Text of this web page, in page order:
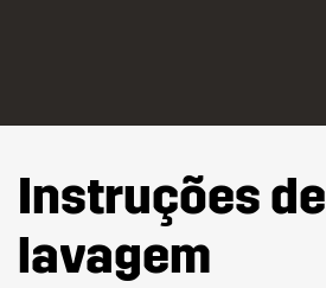
Instruções de
lavagem